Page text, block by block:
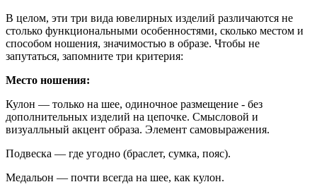
В целом, эти три вида ювелирных изделий различаются не
столько функциональными особенностями, сколько местом и
способом ношения, значимостью в образе. Чтобы не
запутаться, запомните три критерия:
Место ношения:
Кулон — только на шее, одиночное размещение - без
дополнительных изделий на цепочке. Смысловой и
визуалльный акцент образа. Элемент самовыражения.
Подвеска — где угодно (браслет, сумка, пояс).
Медальон — почти всегда на шее, как кулон.